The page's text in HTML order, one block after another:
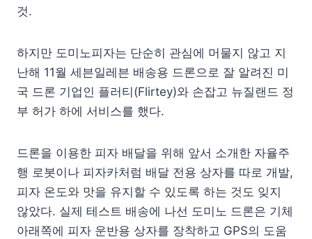
것.
하지만 도미노피자는 단순히 관심에 머물지 않고 지
난해 11월 세븐일레븐 배송용 드론으로 잘 알려진 미
국 드론 기업인 플러티(Flirtey)와 손잡고 뉴질랜드 정
부 허가 하에 서비스를 했다.
드론을 이용한 피자 배달을 위해 앞서 소개한 자율주
행 로봇이나 피자카처럼 배달 전용 상자를 따로 개발,
피자 온도와 맛을 유지할 수 있도록 하는 것도 잊지
않았다. 실제 테스트 배송에 나선 도미노 드론은 기체
아래쪽에 피자 운반용 상자를 장착하고 GPS의 도움